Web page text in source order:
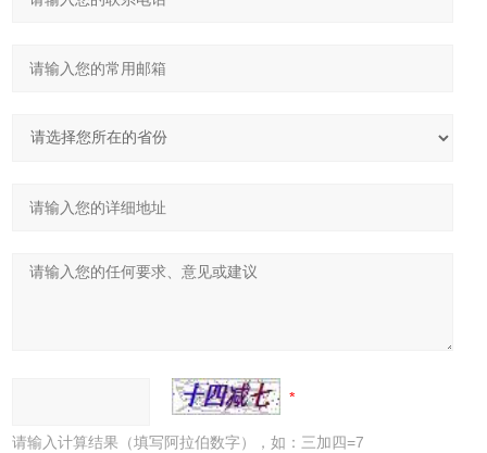
请输入计算结果（填写阿拉伯数字），如：三加四=7